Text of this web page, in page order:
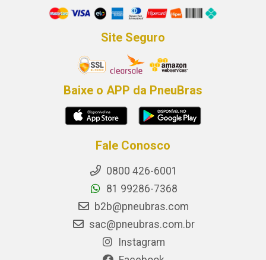
Site Seguro
Baixe o APP da PneuBras
Fale Conosco
0800 426-6001
81 99286-7368
b2b@pneubras.com
sac@pneubras.com.br
Instagram